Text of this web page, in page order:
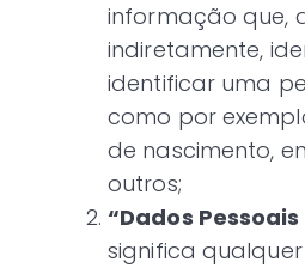
informação que,
indiretamente,
identificar uma
como por
de nascimento,
outros;
“Dados
significa